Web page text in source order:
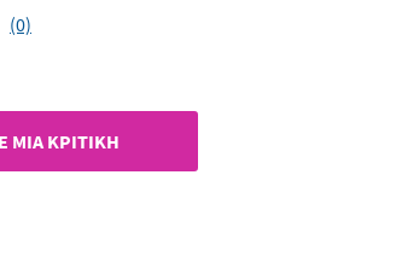
Δεν
Σύνδεσμος
σελίδας.
(0)
ΜIΑ ΚΡΙΤΙΚH